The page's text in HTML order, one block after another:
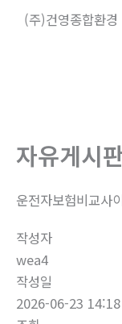
(주)건영종합환경
자유게시
운전자보험비교사
작성자
wea4
작성일
2026-06-23 14:18